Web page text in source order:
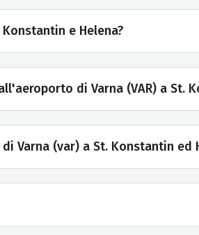
e Helena?
di Varna (VAR) a St.
Varna (var) a St. Konstantin ed